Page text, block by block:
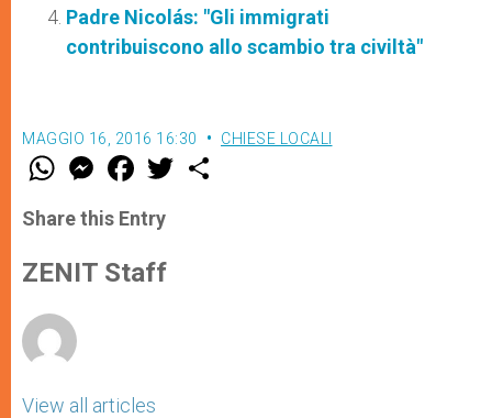
Padre Nicolás: "Gli immigrati
contribuiscono allo scambio tra civiltà"
MAGGIO 16, 2016 16:30 CHIESE LOCALI
W
t
s
p
p
M
e
s
e
g
e
F
a
e
b
o
k
w
Share this Entry
ZENIT Staff
View all articles